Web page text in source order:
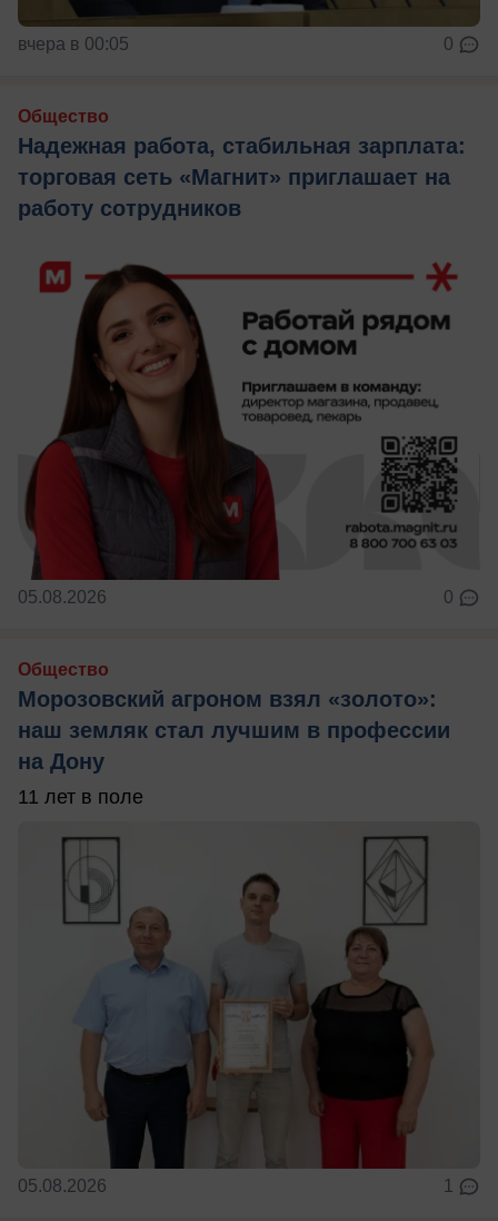
вчера в 00:05 0
Общество
Надежная работа, стабильная зарплата:
торговая сеть «Магнит» приглашает на
работу сотрудников
05.08.2026 0
Общество
Морозовский агроном взял «золото»:
наш земляк стал лучшим в профессии
на Дону
11 лет в поле
05.08.2026 1